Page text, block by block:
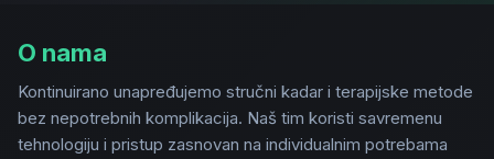
O nama
Kontinuirano unapređujemo stručni kadar i terapijske metode
bez nepotrebnih komplikacija. Naš tim koristi savremenu
tehnologiju i pristup zasnovan na individualnim potrebama